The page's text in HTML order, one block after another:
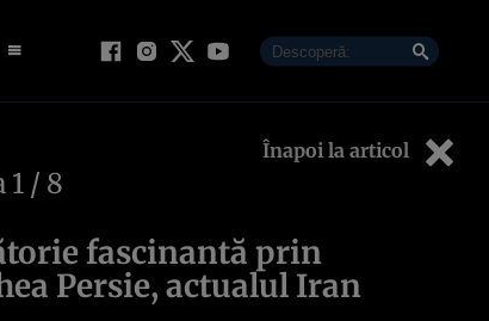
Înapoi la articol
1 / 8
fascinantă prin
Persie, actualul Iran